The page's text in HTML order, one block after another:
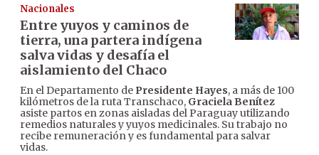
Nacionales
Entre yuyos y caminos de
tierra, una partera indígena
salva vidas y desafía el
aislamiento del Chaco
En el Departamento de Presidente Hayes, a más de 100
kilómetros de la ruta Transchaco, Graciela Benítez
asiste partos en zonas aisladas del Paraguay utilizando
remedios naturales y yuyos medicinales. Su trabajo no
recibe remuneración y es fundamental para salvar
vidas.